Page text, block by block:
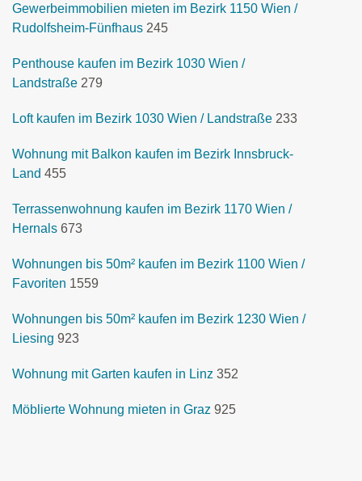
Gewerbeimmobilien mieten im Bezirk 1150 Wien /
Rudolfsheim-Fünfhaus 245
Penthouse kaufen im Bezirk 1030 Wien /
Landstraße 279
Loft kaufen im Bezirk 1030 Wien / Landstraße 233
Wohnung mit Balkon kaufen im Bezirk Innsbruck-
Land 455
Terrassenwohnung kaufen im Bezirk 1170 Wien /
Hernals 673
Wohnungen bis 50m² kaufen im Bezirk 1100 Wien /
Favoriten 1559
Wohnungen bis 50m² kaufen im Bezirk 1230 Wien /
Liesing 923
Wohnung mit Garten kaufen in Linz 352
Möblierte Wohnung mieten in Graz 925